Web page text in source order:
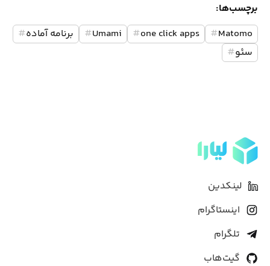
برچسب‌ها:
Matomo
#
one click apps
#
Umami
# برنامه آماده#
سئو#
لینکدین
اینستاگرام
تلگرام
گیت‌هاب